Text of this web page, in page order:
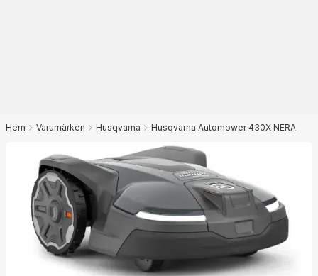
Hem Varumärken Husqvarna Husqvarna Automower 430X NERA